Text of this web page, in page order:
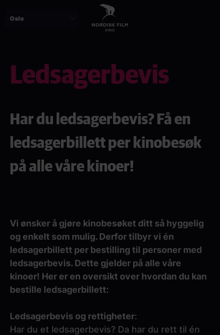
Ledsagerbevis
Har du ledsagerbevis? Få en
ledsagerbillett per kinobesøk
på alle våre kinoer!
Vi ønsker å gjøre kinobesøket ditt så hyggelig
og enkelt som mulig. Derfor tilbyr vi én
ledsagerbillett per bestilling til personer med
ledsagerbevis. Dette gjelder på alle våre
kinoer! Her er en oversikt over hvordan du kan
bestille ledsagerbillett:
Ledsagerbevis og rettigheter:
Har du et ledsagerbevis? Da har du rett til én